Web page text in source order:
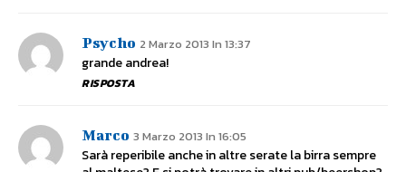
Psycho 2 Marzo 2013 In 13:37
grande andrea!
RISPOSTA
Marco 3 Marzo 2013 In 16:05
Sarà reperibile anche in altre serate la birra sempre